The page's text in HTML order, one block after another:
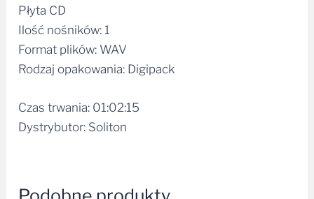
Płyta CD
Ilość nośników: 1
Format plików: WAV
Rodzaj opakowania: Digipack
Czas trwania: 01:02:15
Dystrybutor: Soliton